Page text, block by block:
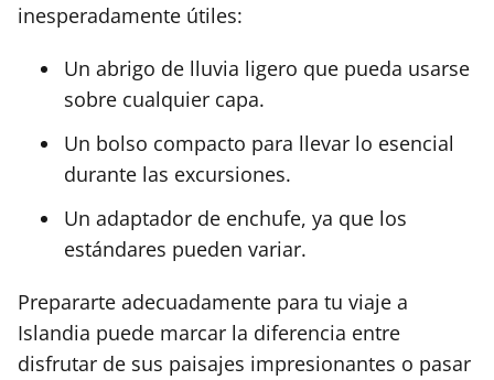
inesperadamente útiles:
Un abrigo de lluvia ligero que pueda usarse
sobre cualquier capa.
Un bolso compacto para llevar lo esencial
durante las excursiones.
Un adaptador de enchufe, ya que los
estándares pueden variar.
Prepararte adecuadamente para tu viaje a
Islandia puede marcar la diferencia entre
disfrutar de sus paisajes impresionantes o pasar